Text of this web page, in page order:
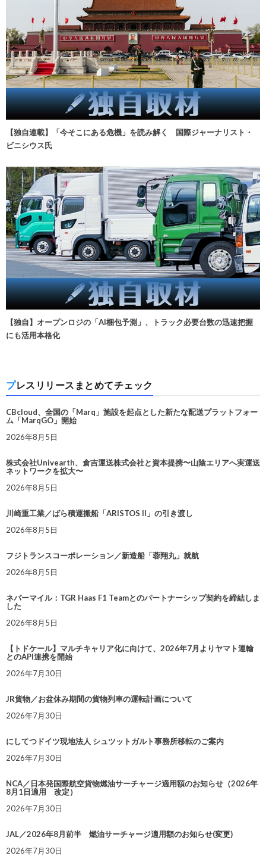
【独自連載】「今そこにある危機」を読み解く 国際ジャーナリスト・
ビニシウス氏
【独自】オープンロジの「AI梱包予測」、トラック必要台数の迅速把握
にも活用本格化
プレスリリースまとめてチェック
CBcloud、全国の「Marq」施設を起点とした新たな配送プラットフォー
ム「MarqGO」開始
2026年8月5日
株式会社Univearth、倉吉運送株式会社と資本提携〜山陰エリアへ実運送
ネットワークを拡大〜
2026年8月5日
川崎重工業／ばら積運搬船「ARISTOS II」の引き渡し
2026年8月5日
フジトランスコーポレーション／新造船「蓉翔丸」就航
2026年8月5日
ネバーマイル：TGR Haas F1 Teamとのパートナーシップ契約を締結しま
した
2026年8月5日
【トドケール】マルチキャリア化に向けて、2026年7月よりヤマト運輸
とのAPI連携を開始
2026年7月30日
JR貨物／お盆休み期間の貨物列車の運転計画について
2026年7月30日
にしてつドイツ現地法人 シュツットガルト事務所移転のご案内
2026年7月30日
NCA／日本発国際航空貨物燃油サーチャージ適用額のお知らせ（2026年
8月1日適用 改定）
2026年7月30日
JAL／2026年8月前半 燃油サーチャージ適用額のお知らせ(変更)
2026年7月30日